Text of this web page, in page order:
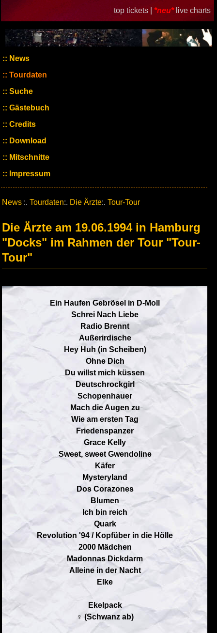
top tickets | *neu* live charts
News
Tourdaten
Suche
Gästebuch
Credits
Download
Mitschnitte
Impressum
News :. Tourdaten:. Die Ärzte:. Tour-Tour
Die Ärzte am 19.06.1994 in Hamburg
"Docks" im Rahmen der Tour "Tour-
Tour"
Ein Haufen Gebrösel in D-Moll
Schrei Nach Liebe
Radio Brennt
Außerirdische
Hey Huh (in Scheiben)
Ohne Dich
Du willst mich küssen
Deutschrockgirl
Schopenhauer
Mach die Augen zu
Wie am ersten Tag
Friedenspanzer
Grace Kelly
Sweet, sweet Gwendoline
Käfer
Mysteryland
Dos Corazones
Blumen
Ich bin reich
Quark
Revolution '94 / Kopfüber in die Hölle
2000 Mädchen
Madonnas Dickdarm
Alleine in der Nacht
Elke
Ekelpack
♀ (Schwanz ab)